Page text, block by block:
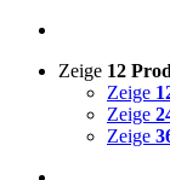
Zeige 12
Zeige
Zeige
Zeige